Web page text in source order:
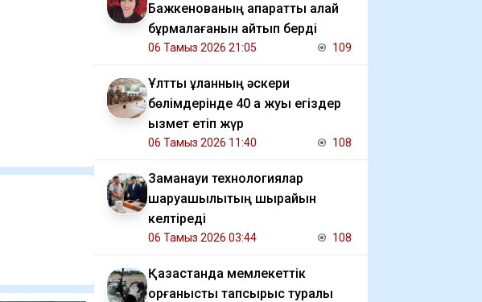
Бажкенованың ақпаратты қалай
бұрмалағанын айтып берді
06 Тамыз 2026 21:05 109
Ұлттық ұланның әскери
бөлімдерінде 40 қа жуық егіздер
қызмет етіп жүр
06 Тамыз 2026 11:40 108
Заманауи технологиялар
шаруашылықтың шырайын
келтіреді
06 Тамыз 2026 03:44 108
Қазақстанда мемлекеттік
қорғаныстық тапсырыс туралы